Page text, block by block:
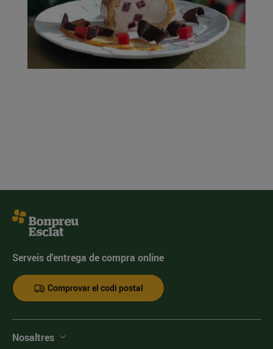
Serveis d'entrega de compra online
Comprovar el codi postal
Nosaltres